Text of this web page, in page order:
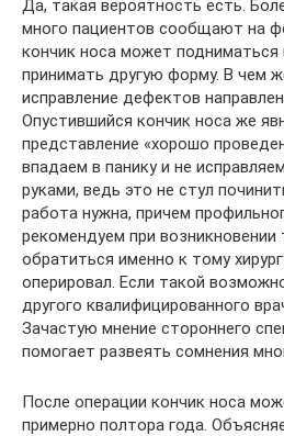
Да, такая вероятность есть.
много пациентов сообщают на
кончик носа может подниматься
принимать другую форму. В чем
исправление дефектов
Опустившийся кончик носа же
представление «хорошо
впадаем в панику и не
руками, ведь это не стул
работа нужна, причем
рекомендуем при
обратиться именно к тому
оперировал. Если такой
другого квалифицированного
Зачастую мнение стороннего
помогает развеять сомнения
После операции кончик носа
примерно полтора года.